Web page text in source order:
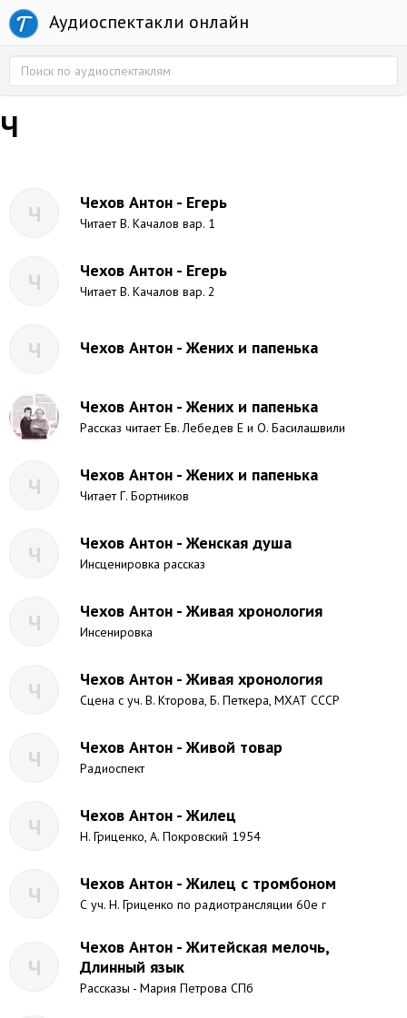
Аудиоспектакли онлайн
Ч
Ч Чехов Антон - Егерь
Читает В. Качалов вар. 1
Ч Чехов Антон - Егерь
Читает В. Качалов вар. 2
Ч Чехов Антон - Жених и папенька
Чехов Антон - Жених и папенька
Рассказ читает Ев. Лебедев Е и О. Басилашвили
Ч Чехов Антон - Жених и папенька
Читает Г. Бортников
Ч Чехов Антон - Женская душа
Инсценировка рассказ
Ч Чехов Антон - Живая хронология
Инсенировка
Ч Чехов Антон - Живая хронология
Сцена с уч. В. Кторова, Б. Петкера, МХАТ СССР
Ч Чехов Антон - Живой товар
Радиоспект
Ч Чехов Антон - Жилец
Н. Гриценко, А. Покровский 1954
Ч Чехов Антон - Жилец с тромбоном
С уч. Н. Гриценко по радиотрансляции 60е г
Ч
Чехов Антон - Житейская мелочь,
Длинный язык
Рассказы - Мария Петрова СПб